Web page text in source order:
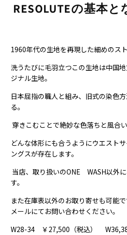
RESOLUTEの基本
1960年代の生地を再現した細めのスト
洗うたびに毛羽立つこの生地は中国
ジナル生地。
日本屈指の職人と組み、旧式の染色
る。
穿きこむことで絶妙な色落ちと風合い
どんな体形にも合うようにウエスト
ングスが存在します。
当店、取り扱いのONE WASH以外に
す。
また在庫表以外のお取り寄せも可能
メールにてお問い合わせください。
W28-34 ￥27,500（税込）